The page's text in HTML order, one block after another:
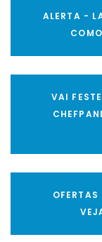
ALERTA -
VAI